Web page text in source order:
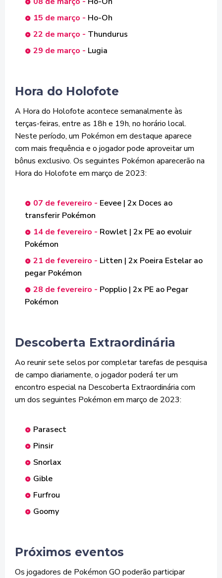
15 de março - Ho-Oh
22 de março - Thundurus
29 de março - Lugia
Hora do Holofote
A Hora do Holofote acontece semanalmente às
terças-feiras, entre as 18h e 19h, no horário local.
Neste período, um Pokémon em destaque aparece
com mais frequência e o jogador pode aproveitar um
bônus exclusivo. Os seguintes Pokémon aparecerão na
Hora do Holofote em março de 2023:
07 de fevereiro - Eevee | 2x Doces ao
transferir Pokémon
14 de fevereiro - Rowlet | 2x PE ao evoluir
Pokémon
21 de fevereiro - Litten | 2x Poeira Estelar ao
pegar Pokémon
28 de fevereiro - Popplio | 2x PE ao Pegar
Pokémon
Descoberta Extraordinária
Ao reunir sete selos por completar tarefas de pesquisa
de campo diariamente, o jogador poderá ter um
encontro especial na Descoberta Extraordinária com
um dos seguintes Pokémon em março de 2023:
Parasect
Pinsir
Snorlax
Gible
Furfrou
Goomy
Próximos eventos
Os jogadores de Pokémon GO poderão participar